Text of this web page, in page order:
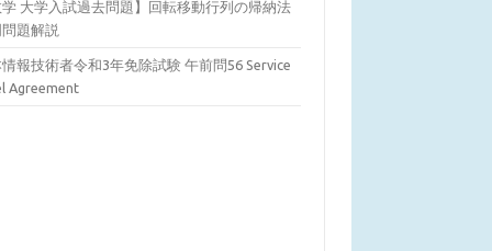
学 大学入試過去問題】回転移動行列の帰納法
題解説
報技術者令和3年免除試験 午前問56 Service
Agreement